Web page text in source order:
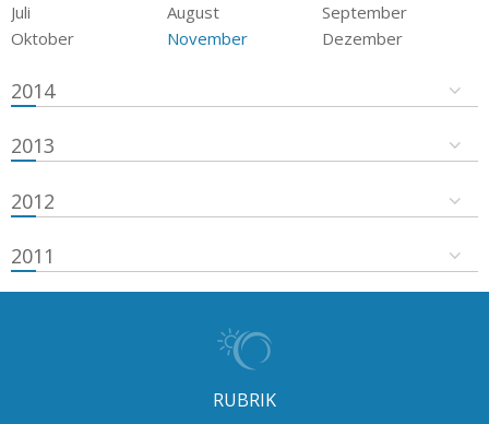
Juli
August
September
Oktober
November Dezember
2014
2013
2012
2011
RUBRIK